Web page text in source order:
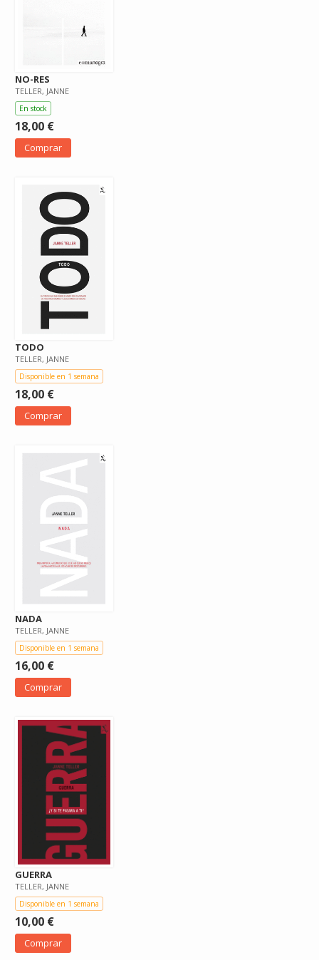
NO-RES
TELLER, JANNE
En stock
18,00 €
Comprar
TODO
TELLER, JANNE
Disponible en 1 semana
18,00 €
Comprar
NADA
TELLER, JANNE
Disponible en 1 semana
16,00 €
Comprar
GUERRA
TELLER, JANNE
Disponible en 1 semana
10,00 €
Comprar